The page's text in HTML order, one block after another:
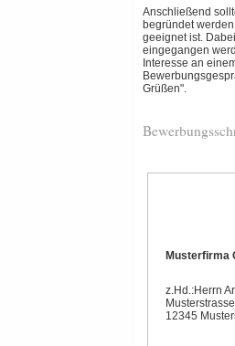
Anschließend
begründet
geeignet ist.
eingegangen
Interesse an
Grüßen".
Musterfirma
z.Hd.:Herrn
12345